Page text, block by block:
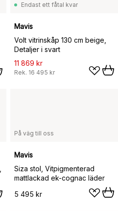
Endast ett fåtal kvar
Mavis
Volt vitrinskåp 130 cm beige,
Detaljer i svart
11 869 kr
Rek. 16 495 kr
På väg till oss
Mavis
Siza stol, Vitpigmenterad
mattlackad ek-cognac läder
5 495 kr